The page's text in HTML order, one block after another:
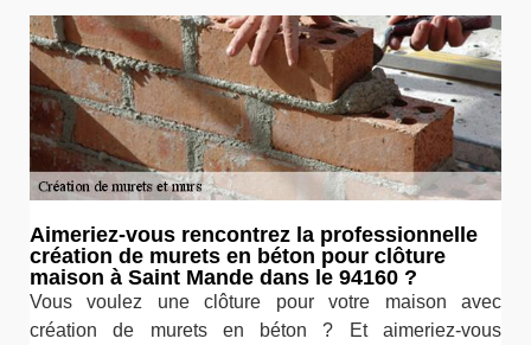
Aimeriez-vous rencontrez la professionnelle
création de murets en béton pour clôture
maison à Saint Mande dans le 94160 ?
Vous voulez une clôture pour votre maison avec
création de murets en béton ? Et aimeriez-vous